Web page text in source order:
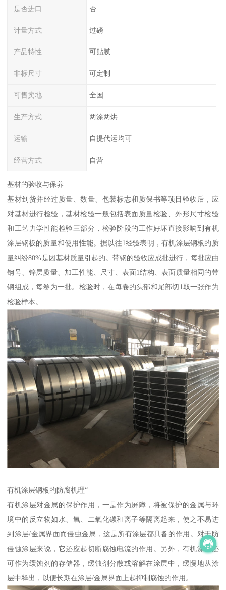
是否进口 否
计量方式 过磅
产品特性 可贴膜
非标尺寸 可定制
可售卖地 全国
生产方式 两涂两烘
运输 自提代运均可
经营方式 自营
基材的验收与保养
基材到货并经过质量、数量、包装标志和质保书等项目验收后，应
对基材进行检验，基材检验一般包括表面质量检验、外形尺寸检验
和工艺力学性能检验三部分，检验阶段的工作好坏直接影响到有机
涂层钢板的质量和使用性能。据以往1经验表明，有机涂层钢板的质
量纠纷80%是因基材质量引起的。带钢的验收应成批进行，每批应由
钢号、锌层质量、加工性能、尺寸、表面1结构、表面质量相同的带
钢组成，每卷为一批。检验时，在每卷的头部和尾部切1取一张作为
检验样本。
有机涂层钢板的防腐机理“
有机涂层对金属的保护作用，一是作为屏障，将被保护的金属与环
境中的反立物如水、氧、二氧化碳和离子等隔离起来，使之不易进
到涂层/金属界面而侵虫金属，这是所有涂层都具备的作用。对于防
侵蚀涂层来说，它还应起切断腐蚀电流的作用。另外，有机涂层还
可作为缓蚀剂的存储器，缓蚀剂分散或溶解在涂层中，缓慢地从涂
层中释出，以便长期在涂层/金属界面上起抑制腐蚀的作用。